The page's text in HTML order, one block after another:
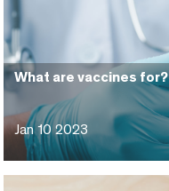
What are vaccines for?
Jan 10 2023